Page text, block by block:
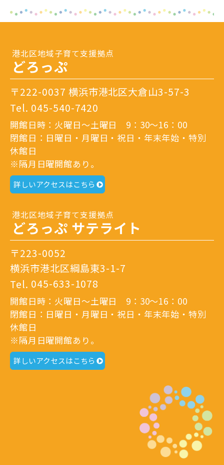
港北区地域子育て支援拠点
どろっぷ
〒222-0037 横浜市港北区大倉山3-57-3
Tel. 045-540-7420
開館日時：火曜日～土曜日 9：30～16：00
閉館日：日曜日・月曜日・祝日・年末年始・特別
休館日
※隔月日曜開館あり。
詳しいアクセスはこちら
港北区地域子育て支援拠点
どろっぷ サテライト
〒223-0052
横浜市港北区綱島東3-1-7
Tel. 045-633-1078
開館日時：火曜日～土曜日 9：30～16：00
閉館日：日曜日・月曜日・祝日・年末年始・特別
休館日
※隔月日曜開館あり。
詳しいアクセスはこちら